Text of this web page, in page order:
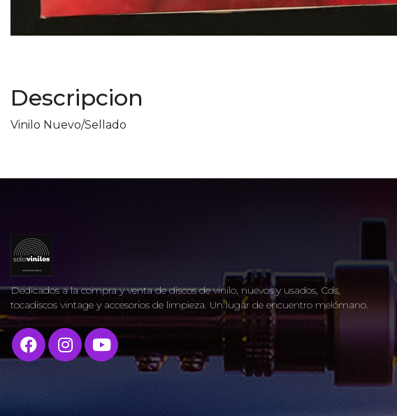
Descripcion
Vinilo Nuevo/Sellado
Dedicados a la compra y venta de discos de vinilo, nuevos y usados, Cds,
tocadiscos vintage y accesorios de limpieza. Un lugar de encuentro melómano.